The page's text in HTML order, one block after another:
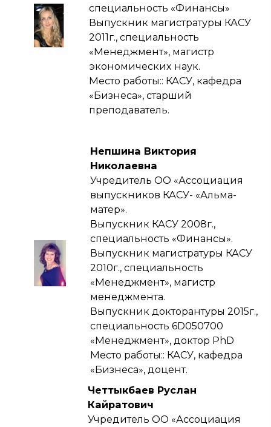
специальность «Финансы»
Выпускник магистратуры КАСУ
2011г., специальность
«Менеджмент», магистр
экономических наук.
Место работы:: КАСУ, кафедра
«Бизнеса», старший
преподаватель.
Непшина Виктория
Николаевна
Учредитель ОО «Ассоциация
выпускников КАСУ- «Альма-
матер».
Выпускник КАСУ 2008г.,
специальность «Финансы».
Выпускник магистратуры КАСУ
2010г., специальность
«Менеджмент», магистр
менеджмента.
Выпускник докторантуры 2015г.,
специальность 6D050700
«Менеджмент», доктор PhD
Место работы:: КАСУ, кафедра
«Бизнеса», доцент.
Четтыкбаев Руслан
Кайратович
Учредитель ОО «Ассоциация